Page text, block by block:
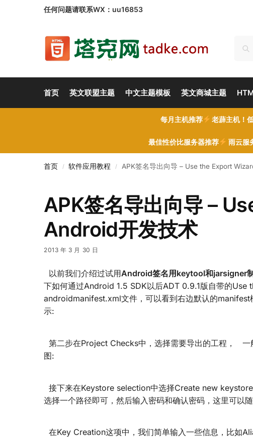
任何问题请联系WX：uu16853
首页 英文联盟主题 中文主题模板 英文商城主题
每月主机推荐 老薜主机！
最佳性价比服务器推荐 雨云服
首页 / 软件应用教程 / APK签名导出向导 – Use the Export
APK签名导出向导 –
Android开发技术
2013 年 3 月 30 日
以前我们介绍过试用Android签名用keytool和jarsigner
下如何通过Android 1.5 SDK以后ADT 0.9.1版自带的
androidmanifest.xml文件，可以看到右边默认的
示:
第二步在Project Checks中，选择需要导出的工程，
图:
接下来在Keystore selection中选择Create new
选择一个路径即可，然后输入密码和确认密码，这里可以
在Key Creation这项中，我们简单输入一些信息，比如